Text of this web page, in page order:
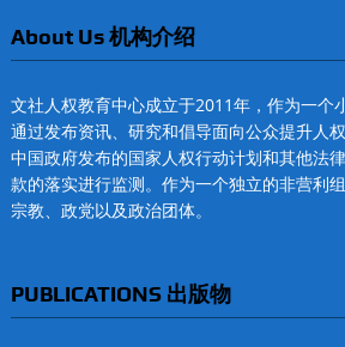
About Us 机构介绍
文社人权教育中心成立于2011年，作为一个
通过发布资讯、研究和倡导面向公众提升人
中国政府发布的国家人权行动计划和其他法
款的落实进行监测。作为一个独立的非营利
宗教、政党以及政治团体。
PUBLICATIONS 出版物